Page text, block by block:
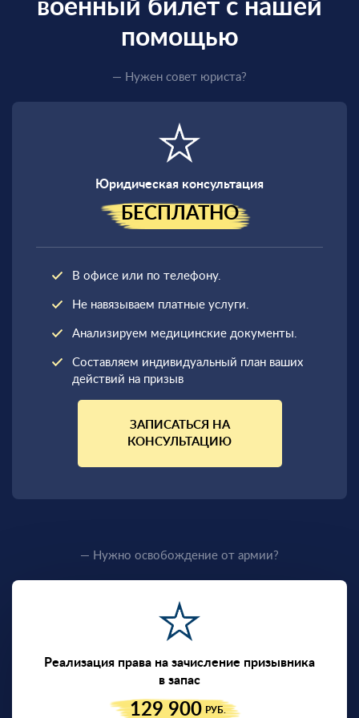
военный билет с нашей
помощью
— Нужен совет юриста?
Юридическая консультация
БЕСПЛАТНО
В офисе или по телефону.
Не навязываем платные услуги.
Анализируем медицинские документы.
Составляем индивидуальный план ваших
действий на призыв
ЗАПИСАТЬСЯ НА
КОНСУЛЬТАЦИЮ
— Нужно освобождение от армии?
Реализация права на зачисление призывника
в запас
129 900 РУБ.